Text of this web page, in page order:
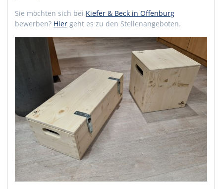
Sie möchten sich bei Kiefer & Beck in Offenburg
bewerben? Hier geht es zu den Stellenangeboten.